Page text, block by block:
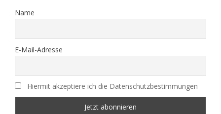
Name
E-Mail-Adresse
Hiermit akzeptiere ich die Datenschutzbestimmungen